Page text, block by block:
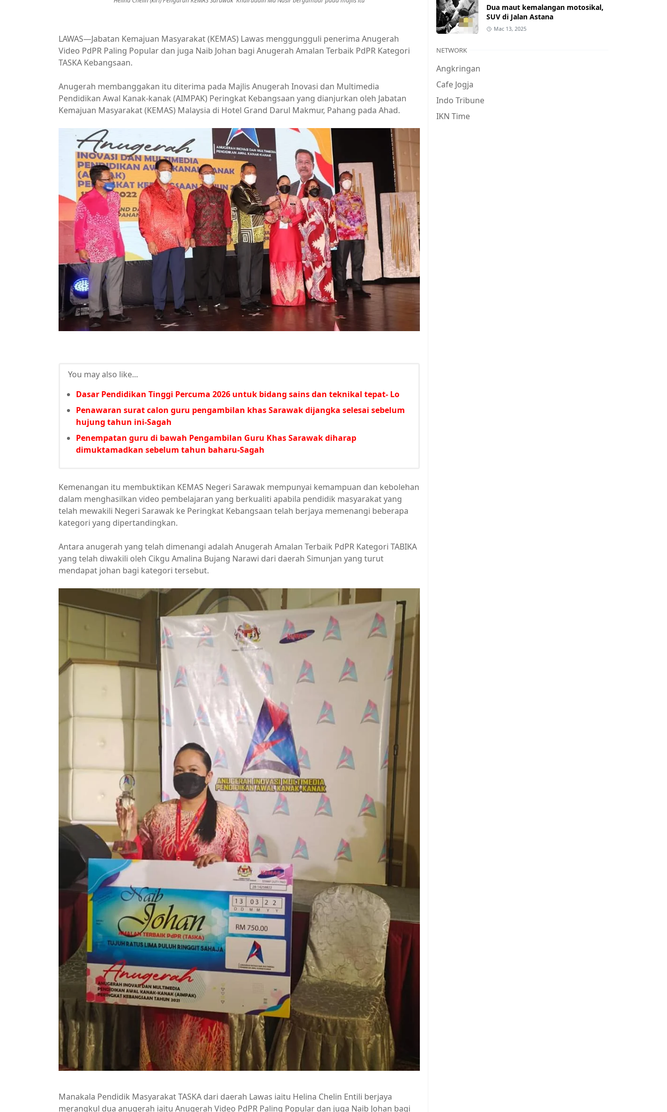
LAWAS—Jabatan Kemajuan Masyarakat (KEMAS) Lawas menggungguli penerima Anugerah
Video PdPR Paling Popular dan juga Naib Johan bagi Anugerah Amalan Terbaik PdPR Kategori
TASKA Kebangsaan.
Anugerah membanggakan itu diterima pada Majlis Anugerah Inovasi dan Multimedia
Pendidikan Awal Kanak-kanak (AIMPAK) Peringkat Kebangsaan yang dianjurkan oleh Jabatan
Kemajuan Masyarakat (KEMAS) Malaysia di Hotel Grand Darul Makmur, Pahang pada Ahad.
You may also like...
Dasar Pendidikan Tinggi Percuma 2026 untuk bidang sains dan teknikal tepat- Lo
Penawaran surat calon guru pengambilan khas Sarawak dijangka selesai sebelum
hujung tahun ini-Sagah
Penempatan guru di bawah Pengambilan Guru Khas Sarawak diharap
dimuktamadkan sebelum tahun baharu-Sagah
Kemenangan itu membuktikan KEMAS Negeri Sarawak mempunyai kemampuan dan kebolehan
dalam menghasilkan video pembelajaran yang berkualiti apabila pendidik masyarakat yang
telah mewakili Negeri Sarawak ke Peringkat Kebangsaan telah berjaya memenangi beberapa
kategori yang dipertandingkan.
Antara anugerah yang telah dimenangi adalah Anugerah Amalan Terbaik PdPR Kategori TABIKA
yang telah diwakili oleh Cikgu Amalina Bujang Narawi dari daerah Simunjan yang turut
mendapat johan bagi kategori tersebut.
Manakala Pendidik Masyarakat TASKA dari daerah Lawas iaitu Helina Chelin Entili berjaya
merangkul dua anugerah iaitu Anugerah Video PdPR Paling Popular dan juga Naib Johan bagi
Dua maut kemalangan motosikal,
SUV di Jalan Astana
Mac 13, 2025
NETWORK
Angkringan
Cafe Jogja
Indo Tribune
IKN Time